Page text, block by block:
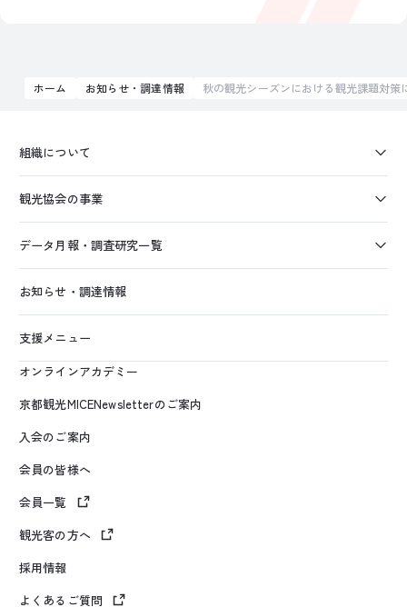
ホーム お知らせ・調達情報 秋の観光シーズンにおける観光課題対
組織について
観光協会の事業
データ月報・調査研究一覧
お知らせ・調達情報
支援メニュー
オンラインアカデミー
京都観光MICENewsletterのご案内
入会のご案内
会員の皆様へ
会員一覧
観光客の方へ
採用情報
よくあるご質問